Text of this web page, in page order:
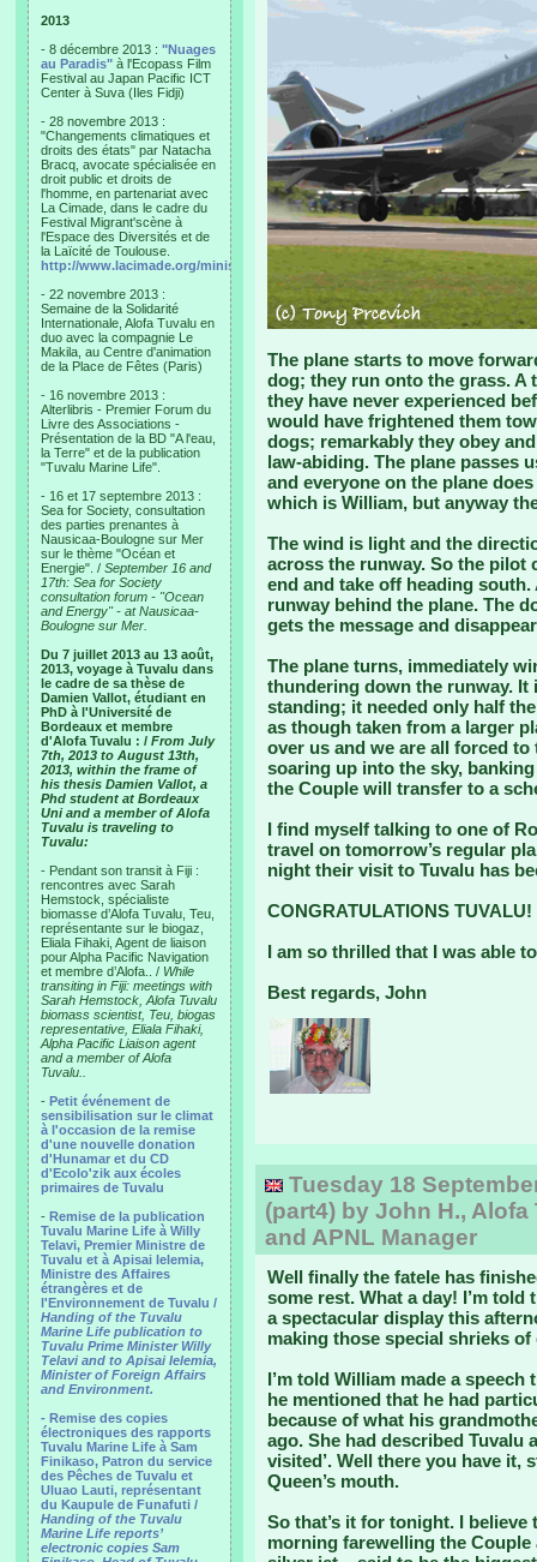
2013
- 8 décembre 2013 : "Nuages
au Paradis" à l'Ecopass Film
Festival au Japan Pacific ICT
Center à Suva (Iles Fidji)
- 28 novembre 2013 :
"Changements climatiques et
droits des états" par Natacha
Bracq, avocate spécialisée en
droit public et droits de
l'homme, en partenariat avec
La Cimade, dans le cadre du
Festival Migrant'scène à
l'Espace des Diversités et de
la Laïcité de Toulouse.
http://www.lacimade.org/minisites/migrantscene
- 22 novembre 2013 :
Semaine de la Solidarité
Internationale, Alofa Tuvalu en
duo avec la compagnie Le
Makila, au Centre d'animation
de la Place de Fêtes (Paris)
- 16 novembre 2013 :
Alterlibris - Premier Forum du
Livre des Associations -
Présentation de la BD "A l'eau,
la Terre" et de la publication
"Tuvalu Marine Life".
- 16 et 17 septembre 2013 :
Sea for Society, consultation
des parties prenantes à
Nausicaa-Boulogne sur Mer
sur le thème "Océan et
Energie". / September 16 and
17th: Sea for Society
consultation forum - "Ocean
and Energy" - at Nausicaa-
Boulogne sur Mer.
Du 7 juillet 2013 au 13 août,
2013, voyage à Tuvalu dans
le cadre de sa thèse de
Damien Vallot, étudiant en
PhD à l'Université de
Bordeaux et membre
d'Alofa Tuvalu : / From July
7th, 2013 to August 13th,
2013, within the frame of
his thesis Damien Vallot, a
Phd student at Bordeaux
Uni and a member of Alofa
Tuvalu is traveling to
Tuvalu:
- Pendant son transit à Fiji :
rencontres avec Sarah
Hemstock, spécialiste
biomasse d’Alofa Tuvalu, Teu,
représentante sur le biogaz,
Eliala Fihaki, Agent de liaison
pour Alpha Pacific Navigation
et membre d’Alofa.. / While
transiting in Fiji: meetings with
Sarah Hemstock, Alofa Tuvalu
biomass scientist, Teu, biogas
representative, Eliala Fihaki,
Alpha Pacific Liaison agent
and a member of Alofa
Tuvalu..
- Petit événement de
sensibilisation sur le climat
à l'occasion de la remise
d'une nouvelle donation
d'Hunamar et du CD
d'Ecolo'zik aux écoles
primaires de Tuvalu
- Remise de la publication
Tuvalu Marine Life à Willy
Telavi, Premier Ministre de
Tuvalu et à Apisai Ielemia,
Ministre des Affaires
étrangères et de
l'Environnement de Tuvalu /
Handing of the Tuvalu
Marine Life publication to
Tuvalu Prime Minister Willy
Telavi and to Apisai Ielemia,
Minister of Foreign Affairs
and Environment.
- Remise des copies
électroniques des rapports
Tuvalu Marine Life à Sam
Finikaso, Patron du service
des Pêches de Tuvalu et
Uluao Lauti, représentant
du Kaupule de Funafuti /
Handing of the Tuvalu
Marine Life reports’
electronic copies Sam
The plane starts to move
dog; they run onto the grass. A
they have never experienced
would have frightened them
dogs; remarkably they obey
law-abiding. The plane passes
and everyone on the plane
which is William, but anyway
The wind is light and the
across the runway. So the pilot
end and take off heading
runway behind the plane. The
gets the message and
The plane turns, immediately
thundering down the runway. It
standing; it needed only half
as though taken from a larger
over us and we are all forced
soaring up into the sky,
the Couple will transfer to a
I find myself talking to one of
travel on tomorrow’s regular
night their visit to Tuvalu has
CONGRATULATIONS TUVALU!
I am so thrilled that I was able
Best regards, John
Tuesday 18
(part4) by John H.,
and APNL Manager
Well finally the fatele has
some rest. What a day! I’m
a spectacular display this
making those special shrieks
I’m told William made a
he mentioned that he had
because of what his
ago. She had described Tuvalu
visited’. Well there you have it,
Queen’s mouth.
So that’s it for tonight. I
morning farewelling the Couple